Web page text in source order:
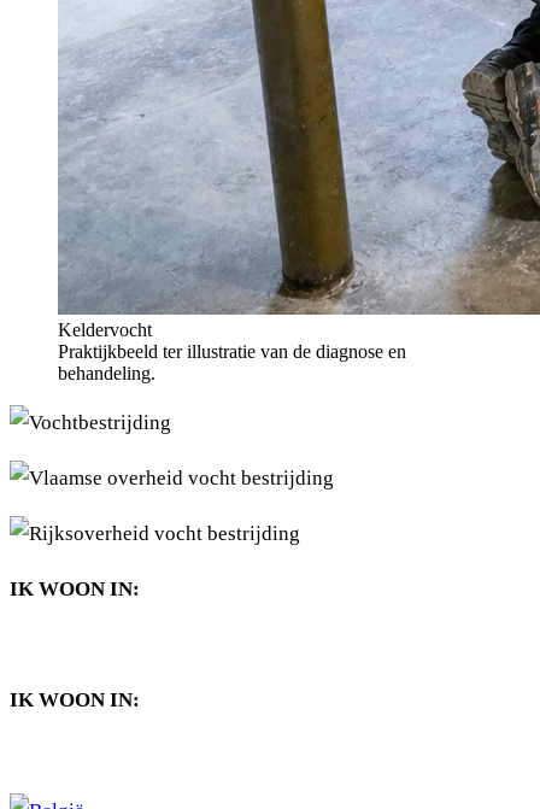
Keldervocht
Praktijkbeeld ter illustratie van de diagnose en
behandeling.
IK WOON IN:
IK WOON IN: